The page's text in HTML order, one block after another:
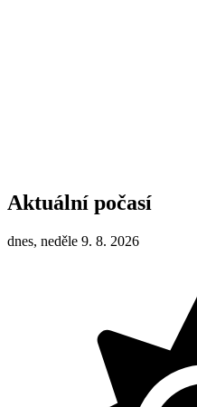
Aktuální počasí
dnes, neděle 9. 8. 2026